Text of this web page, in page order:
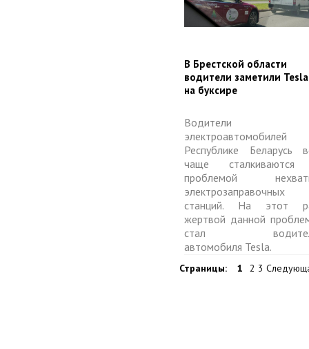
​В Брестской области
водители заметили Tesla
на буксире
Водители
Республике Беларусь
чаще
проблемой
электрозаправочных
станций. На этот
жертвой данной
стал
автомобиля Tesla.
Страницы: 1 2 3